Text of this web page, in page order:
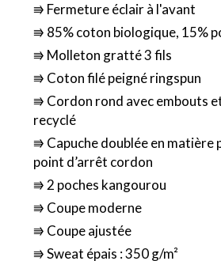
⭆ Fermeture éclair à l'avant
⭆ 85% coton biologique, 15%
⭆ Molleton gratté 3 fils
⭆ Coton filé peigné ringspun
⭆ Cordon rond avec embouts
recyclé
⭆ Capuche doublée en matière
point d’arrêt cordon
⭆ 2 poches kangourou
⭆ Coupe moderne
⭆ Coupe ajustée
⭆ Sweat épais : 350 g/m²